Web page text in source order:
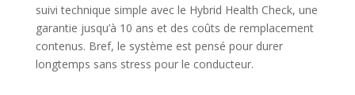
suivi technique simple avec le Hybrid Health Check, une
garantie jusqu’à 10 ans et des coûts de remplacement
contenus. Bref, le système est pensé pour durer
longtemps sans stress pour le conducteur.